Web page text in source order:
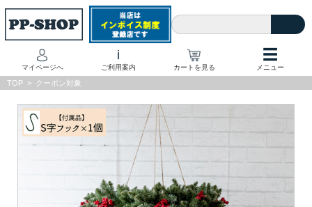
マイページへ
i
ご利用案内 カートを見る
☰
メニュー
TOP > クーポン対象